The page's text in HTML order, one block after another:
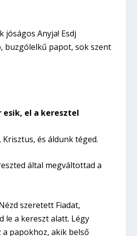
jóságos Anyja! Esdj
buzgólelkű papot, sok szent
esik, el a keresztel
és áldunk téged.
által megváltottad a
szeretett Fiadat,
le a kereszt alatt. Légy
papokhoz, akik belső